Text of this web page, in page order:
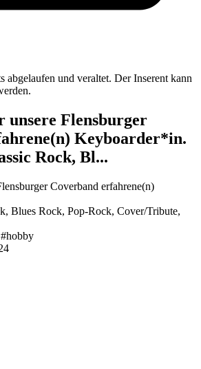
abgelaufen und veraltet. Der Inserent kann
unsere Flensburger
Keyboarder*in.
Rock, Bl...
Coverband erfahrene(n)
Blues Rock, Pop-Rock, Cover/Tribute,